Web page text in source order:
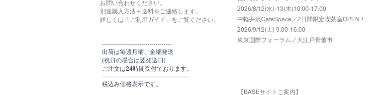
お問い合わせください。
別途購入方法＋送料をご連絡します。
​​詳しくは「ご利用ガイド」をご覧ください。
​-----------------------------------
出荷は毎週月曜、金曜発送
(祝日の場合は翌発送日)
ご注文は24時間受付ております​。
-------------------------------​-------​------
​税込み価格表示です。
2026/8/12(水)-13(木)10:00-17:00
​中軽井沢CafeSpace／2日間限定喫茶室OPEN！
2026/9/12(土) 9:00-16:00
東京国際フォーラム／大江戸骨董市
【BASEサイトご案内】